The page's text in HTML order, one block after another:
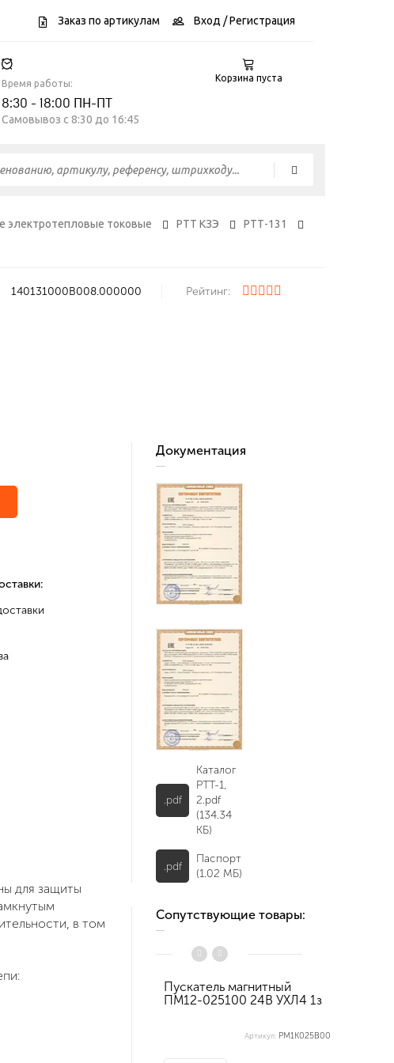
Заказ по артикулам Вход / Регистрация
Время работы:
8:30 - 18:00 ПН-ПТ
Самовывоз c 8:30 до 16:45
Корзина пуста
электротепловые токовые РТТ КЗЭ
РТТ-131
140131000В008.000000 Рейтинг:
для защиты
в том
Документация
.pdf
Каталог
РТТ-1,
2.pdf
(134.34
КБ)
.pdf
Паспорт
(1.02 МБ)
Сопутствующие товары:
Пускатель магнитный
ПМ12-025100 24В УХЛ4 1з
Артикул: PM1K025B00